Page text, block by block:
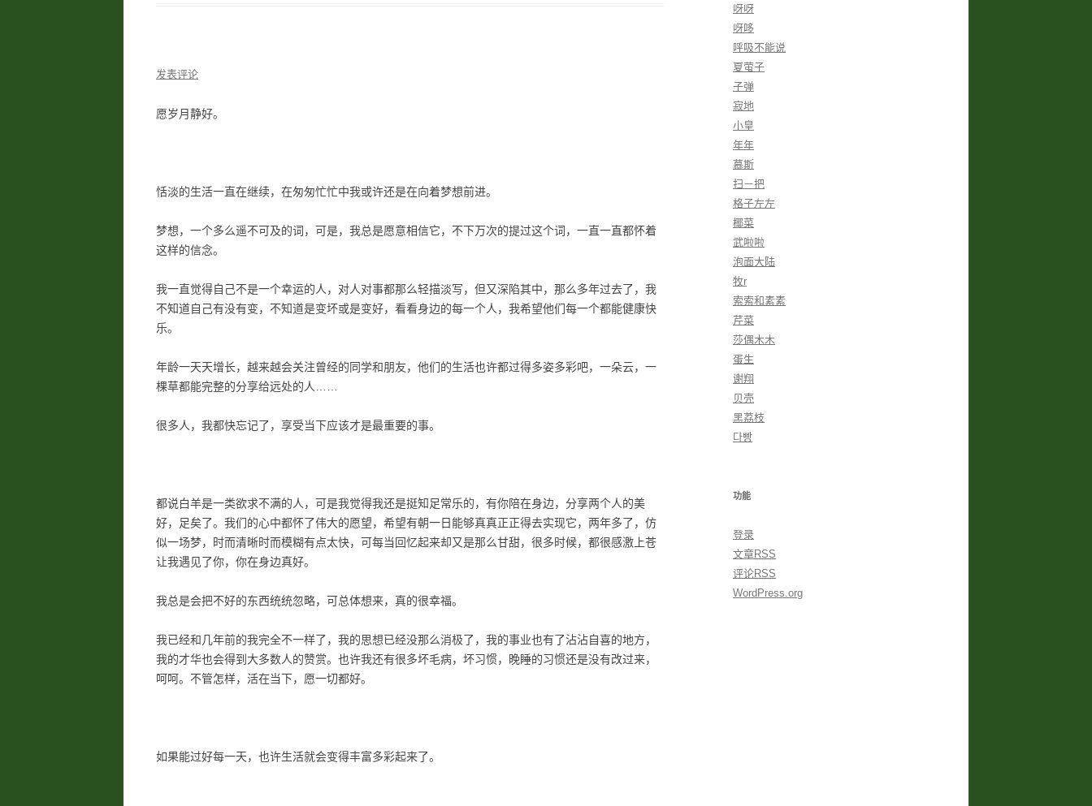
发表评论
愿岁月静好。
恬淡的生活一直在继续，在匆匆忙忙中我或许还是在向着梦想前进。
梦想，一个多么遥不可及的词，可是，我总是愿意相信它，不下万次的提过这个词，一直一直都怀着
这样的信念。
我一直觉得自己不是一个幸运的人，对人对事都那么轻描淡写，但又深陷其中，那么多年过去了，我
不知道自己有没有变，不知道是变坏或是变好，看看身边的每一个人，我希望他们每一个都能健康快
乐。
年龄一天天增长，越来越会关注曾经的同学和朋友，他们的生活也许都过得多姿多彩吧，一朵云，一
棵草都能完整的分享给远处的人……
很多人，我都快忘记了，享受当下应该才是最重要的事。
都说白羊是一类欲求不满的人，可是我觉得我还是挺知足常乐的，有你陪在身边，分享两个人的美
好，足矣了。我们的心中都怀了伟大的愿望，希望有朝一日能够真真正正得去实现它，两年多了，仿
似一场梦，时而清晰时而模糊有点太快，可每当回忆起来却又是那么甘甜，很多时候，都很感激上苍
让我遇见了你，你在身边真好。
我总是会把不好的东西统统忽略，可总体想来，真的很幸福。
我已经和几年前的我完全不一样了，我的思想已经没那么消极了，我的事业也有了沾沾自喜的地方，
我的才华也会得到大多数人的赞赏。也许我还有很多坏毛病，坏习惯，晚睡的习惯还是没有改过来，
呵呵。不管怎样，活在当下，愿一切都好。
如果能过好每一天，也许生活就会变得丰富多彩起来了。
呀呀
呀哆
呼吸不能说
夏萤子
子弹
寂地
小皇
年年
慕斯
扫－把
格子左左
椰菜
武啦啦
泡面大陆
牧r
索索和素素
芹菜
莎偶木木
蛋生
谢翔
贝壳
黑荔枝
다빵
功能
登录
文章RSS
评论RSS
WordPress.org